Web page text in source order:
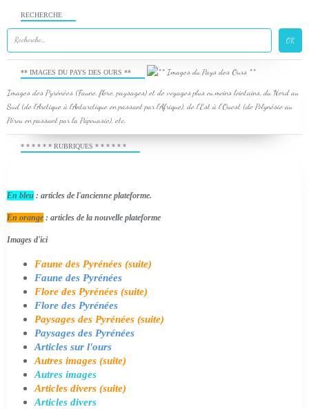
RECHERCHE
** IMAGES DU PAYS DES OURS **
Images des Pyrénées (Faune, flore, paysages) et de voyages plus ou moins lointains, du Nord au
Sud (de l'Arctique à l'Antarctique en passant par l'Afrique), de l'Est à l'Ouest (de Polynésie au
Pérou en passant par la Papouasie), etc.
* * * * * * RUBRIQUES * * * * * *
En bleu : articles de l'ancienne plateforme.
En orange : articles de la nouvelle plateforme
Images d'ici
Faune des Pyrénées (suite)
Faune des Pyrénées
Flore des Pyrénées (suite)
Flore des Pyrénées
Paysages des Pyrénées (suite)
Paysages des Pyrénées
Articles sur l'ours
Autres images (suite)
Autres images
Articles divers (suite)
Articles divers